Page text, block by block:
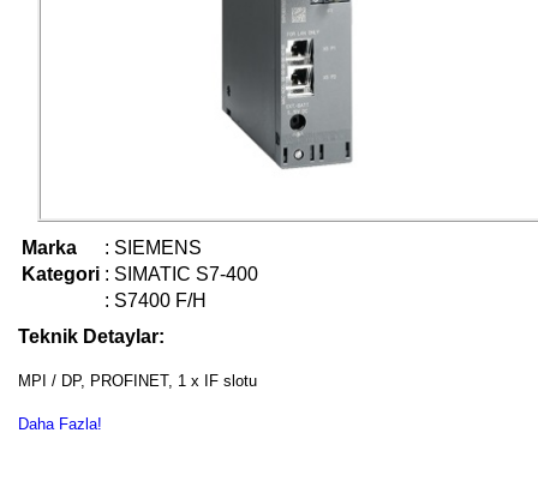
Marka : SIEMENS
Kategori : SIMATIC S7-400
: S7400 F/H
Teknik Detaylar:
MPI / DP, PROFINET, 1 x IF slotu
Daha Fazla!